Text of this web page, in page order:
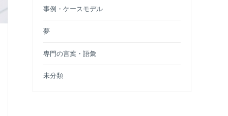
事例・ケースモデル
夢
専門の言葉・語彙
未分類